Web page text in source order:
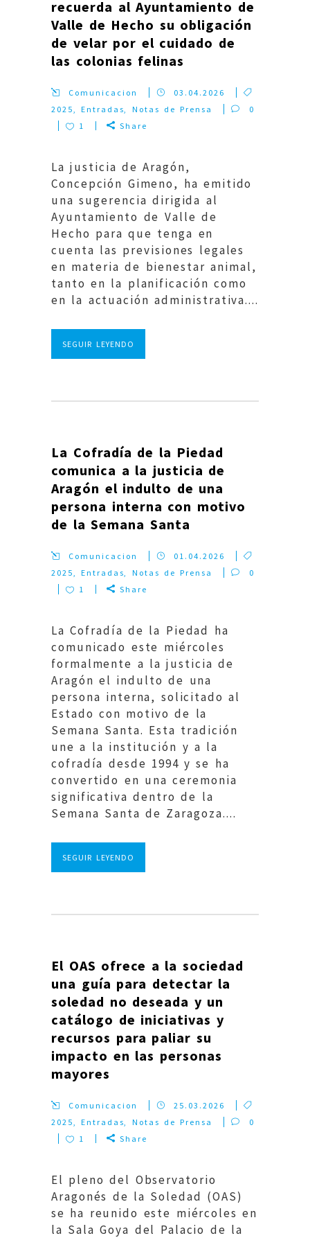
recuerda al Ayuntamiento de
Valle de Hecho su obligación
de velar por el cuidado de
las colonias felinas
Comunicacion
03.04.2026
2025,Entradas, Notas de Prensa
0
1
Share
La justicia de Aragón,
Concepción Gimeno, ha emitido
una sugerencia dirigida al
Ayuntamiento de Valle de
Hecho para que tenga en
cuenta las previsiones legales
en materia de bienestar animal,
tanto en la planificación como
en la actuación administrativa....
SEGUIR LEYENDO
La Cofradía de la Piedad
comunica a la justicia de
Aragón el indulto de una
persona interna con motivo
de la Semana Santa
Comunicacion
01.04.2026
2025,Entradas, Notas de Prensa
0
1
Share
La Cofradía de la Piedad ha
comunicado este miércoles
formalmente a la justicia de
Aragón el indulto de una
persona interna, solicitado al
Estado con motivo de la
Semana Santa. Esta tradición
une a la institución y a la
cofradía desde 1994 y se ha
convertido en una ceremonia
significativa dentro de la
Semana Santa de Zaragoza....
SEGUIR LEYENDO
El OAS ofrece a la sociedad
una guía para detectar la
soledad no deseada y un
catálogo de iniciativas y
recursos para paliar su
impacto en las personas
mayores
Comunicacion
25.03.2026
2025,Entradas, Notas de Prensa
0
1
Share
El pleno del Observatorio
Aragonés de la Soledad (OAS)
se ha reunido este miércoles en
la Sala Goya del Palacio de la